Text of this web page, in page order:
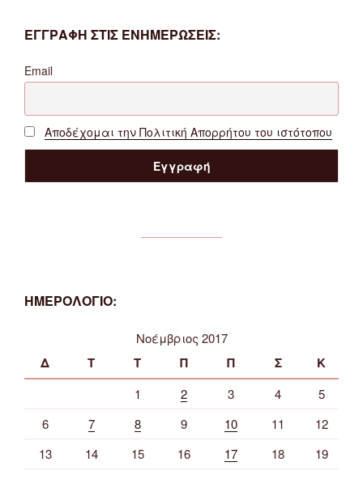
ΕΓΓΡΑΦΗ ΣΤΙΣ ΕΝΗΜΕΡΩΣΕΙΣ:
Email
Αποδέχομαι την Πολιτική Απορρήτου του ιστότοπου
ΗΜΕΡΟΛΟΓΙΟ:
Νοέμβριος 2017
Δ Τ Τ Π Π Σ Κ
1 2 3 4
5
6
7 8 9 10 11
12
13
14 15 16 17 18
19